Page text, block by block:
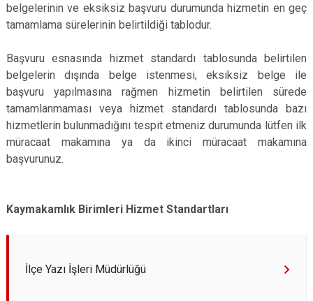
Bozkır
Çeltik
Cihanbeyli
Çumra
Derbent
Derebucak
Halkapınar
Hüyük
Ilgın
Kadınhanı
Karapınar
Karatay
Taşkent
Yalıhüyük
Yunak
belgelerinin ve eksiksiz başvuru durumunda hizmetin en geç
tamamlama sürelerinin belirtildiği tablodur.
Başvuru esnasında hizmet standardı tablosunda belirtilen
belgelerin dışında belge istenmesi, eksiksiz belge ile
başvuru yapılmasına rağmen hizmetin belirtilen sürede
tamamlanmaması veya hizmet standardı tablosunda bazı
hizmetlerin bulunmadığını tespit etmeniz durumunda lütfen ilk
müracaat makamına ya da ikinci müracaat makamına
başvurunuz.
Kaymakamlık Birimleri Hizmet Standartları
İlçe Yazı İşleri Müdürlüğü